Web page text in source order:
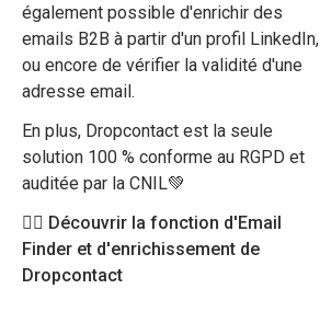
également possible d'enrichir des
emails B2B à partir d'un profil LinkedIn,
ou encore de vérifier la validité d'une
adresse email.
En plus, Dropcontact est la seule
solution 100 % conforme au RGPD et
auditée par la CNIL💚
👉🏻 Découvrir la fonction d'Email
Finder et d'enrichissement de
Dropcontact